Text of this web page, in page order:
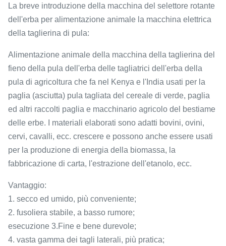
La breve introduzione della macchina del selettore rotante
dell'erba per alimentazione animale la macchina elettrica
della taglierina di pula:
Alimentazione animale della macchina della taglierina del
fieno della pula dell'erba delle tagliatrici dell'erba della
pula di agricoltura che fa nel Kenya e l'India usati per la
paglia (asciutta) pula tagliata del cereale di verde, paglia
ed altri raccolti paglia e macchinario agricolo del bestiame
delle erbe. I materiali elaborati sono adatti bovini, ovini,
cervi, cavalli, ecc. crescere e possono anche essere usati
per la produzione di energia della biomassa, la
fabbricazione di carta, l'estrazione dell'etanolo, ecc.
Vantaggio:
1. secco ed umido, più conveniente;
2. fusoliera stabile, a basso rumore;
esecuzione 3.Fine e bene durevole;
4. vasta gamma dei tagli laterali, più pratica;